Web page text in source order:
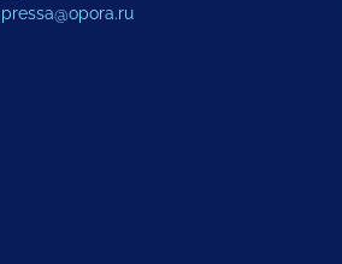
pressa@opora.ru